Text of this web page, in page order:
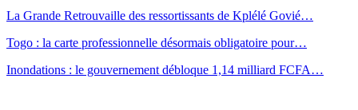
La Grande Retrouvaille des ressortissants de Kplélé Govié…
Togo : la carte professionnelle désormais obligatoire pour…
Inondations : le gouvernement débloque 1,14 milliard FCFA…